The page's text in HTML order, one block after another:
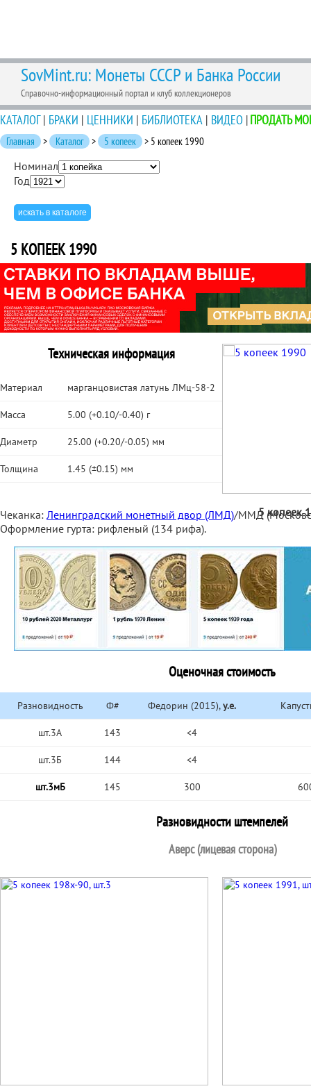
SovMint.ru: Монеты СССР и Банка России
Справочно-информационный портал и клуб коллекционеров
КАТАЛОГ| БРАКИ | ЦЕННИКИ | БИБЛИОТЕКА | ВИДЕО |ПРОДАТЬ
Главная > Каталог > 5 копеек > 5 копеек 1990
Номинал
Год
5 КОПЕЕК 1990
Техническая информация
Материал марганцовистая латунь ЛМц-58-2
Масса 5.00 (+0.10/-0.40) г
Диаметр 25.00 (+0.20/-0.05) мм
Толщина 1.45 (±0.15) мм
5 копеек
Чеканка: Ленинградский монетный двор (ЛМД)/ММД
Оформление гурта: рифленый (134 рифа).
Оценочная стоимость
Разновидность Ф# Федорин (2015),у.е.
шт.3А 143 <4
шт.3Б 144 <4
шт.3мБ 145 300
Разновидности штемпелей
Аверс (лицевая сторона)